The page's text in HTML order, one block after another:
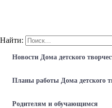
Найти:
Новости Дома детского
Планы работы Дома детского
Родителям и обучающимся